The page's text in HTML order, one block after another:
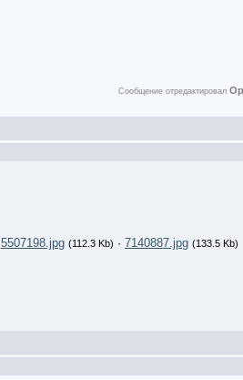
Сообщение отредактировал
5507198.jpg (112.3 Kb) · 7140887.jpg (133.5 Kb)